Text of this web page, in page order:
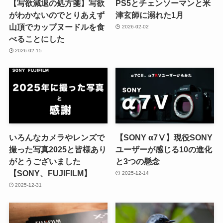
【写欲減退の処方箋】写欲
がわかないのでとりあえず
山頂でカップヌードルを食
べることにした
2026-02-15
PS5とチェンソーマンと米
津玄師に溺れた1月
2026-02-02
いろんなカメラやレンズで
撮った写真2025と皆様あり
がとうございました
【SONY、FUJIFILM】
2025-12-31
【SONY α7Ⅴ】現役SONY
ユーザーが感じる10の進化
と3つの懸念
2025-12-14